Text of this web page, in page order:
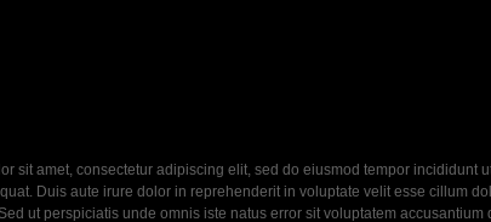
sit amet, consectetur adipiscing elit, sed do eiusmod tempor
Duis aute irure dolor in reprehenderit in voluptate velit esse cillum
ut perspiciatis unde omnis iste natus error sit voluptatem